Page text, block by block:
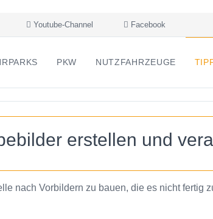
Youtube-Channel Facebook
PKW NUTZFAHRZEUGE
erstellen und
nach Vorbildern zu bauen, die es nicht fertig